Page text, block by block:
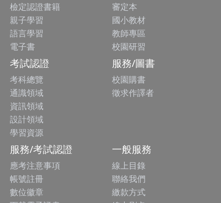
檢定認證書籍
親子學習
語言學習
電子書
審定本
國小教材
教師專區
校園研習
考試認證
考科總覽
通識領域
資訊領域
設計領域
學習資源
服務/圖書
校園購書
徵求作譯者
服務/考試認證
應考注意事項
帳號註冊
數位徽章
一般服務
線上目錄
聯絡我們
繳款方式